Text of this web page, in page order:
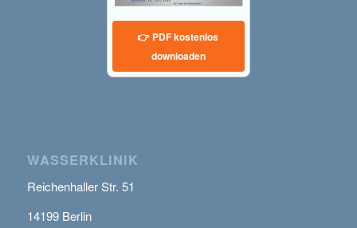
👉 PDF kostenlos
downloaden
WASSERKLINIK
Reichenhaller Str. 51
14199 Berlin